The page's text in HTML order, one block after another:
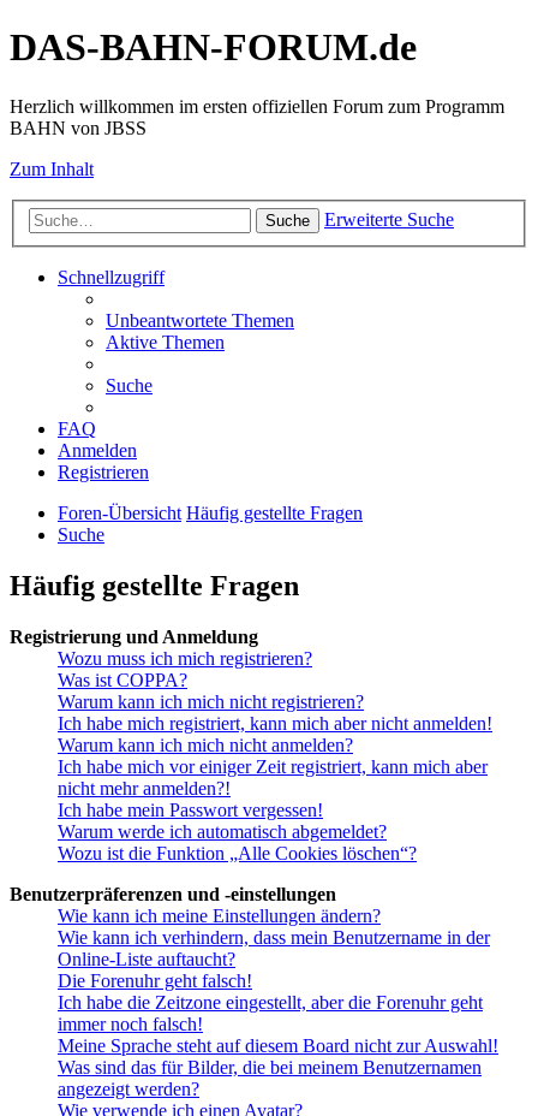
DAS-BAHN-FORUM.de
Herzlich willkommen im ersten offiziellen Forum zum Programm
BAHN von JBSS
Zum Inhalt
Suche Erweiterte Suche
Schnellzugriff
Unbeantwortete Themen
Aktive Themen
Suche
FAQ
Anmelden
Registrieren
Foren-Übersicht Häufig gestellte Fragen
Suche
Häufig gestellte Fragen
Registrierung und Anmeldung
Wozu muss ich mich registrieren?
Was ist COPPA?
Warum kann ich mich nicht registrieren?
Ich habe mich registriert, kann mich aber nicht anmelden!
Warum kann ich mich nicht anmelden?
Ich habe mich vor einiger Zeit registriert, kann mich aber
nicht mehr anmelden?!
Ich habe mein Passwort vergessen!
Warum werde ich automatisch abgemeldet?
Wozu ist die Funktion „Alle Cookies löschen“?
Benutzerpräferenzen und -einstellungen
Wie kann ich meine Einstellungen ändern?
Wie kann ich verhindern, dass mein Benutzername in der
Online-Liste auftaucht?
Die Forenuhr geht falsch!
Ich habe die Zeitzone eingestellt, aber die Forenuhr geht
immer noch falsch!
Meine Sprache steht auf diesem Board nicht zur Auswahl!
Was sind das für Bilder, die bei meinem Benutzernamen
angezeigt werden?
Wie verwende ich einen Avatar?